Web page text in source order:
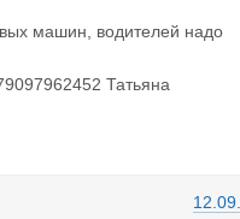
машин, водителей надо
Татьяна